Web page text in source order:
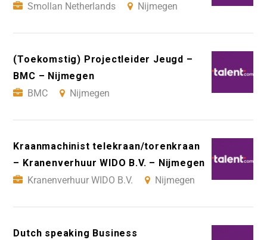
Smollan Netherlands
Nijmegen
(Toekomstig) Projectleider Jeugd –
BMC – Nijmegen
BMC
Nijmegen
Kraanmachinist telekraan/torenkraan
– Kranenverhuur WIDO B.V. – Nijmegen
Kranenverhuur WIDO B.V.
Nijmegen
Dutch speaking Business